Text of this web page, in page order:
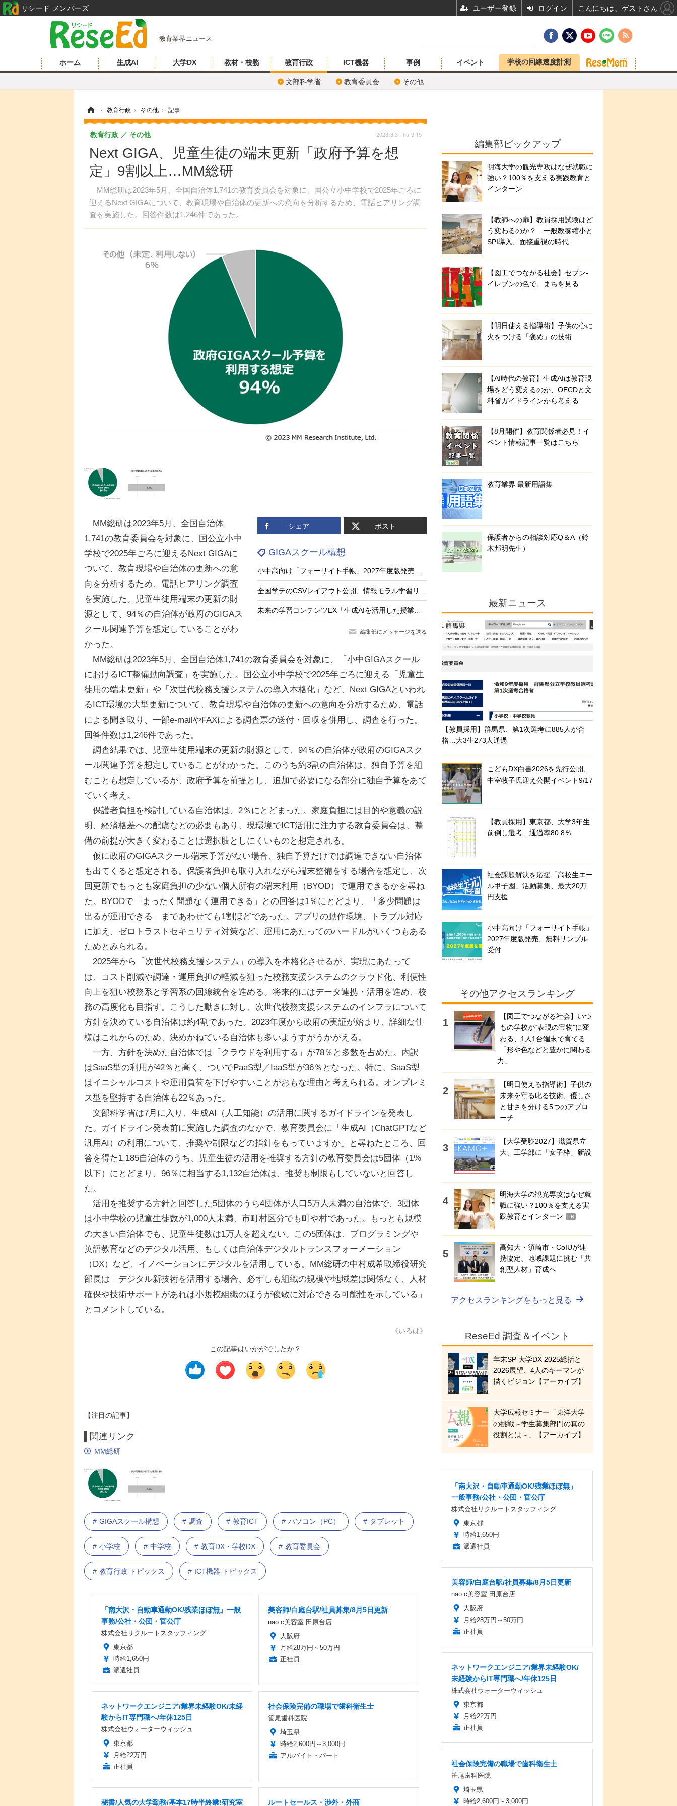
教育業界ニュース
ホーム 生成AI 大学DX 教材・校務 教育行政
文部科学省 教育委員会 その他
ICT機器 事例 イベント 学校の回線速度計測
› 教育行政 › その他 › 記事
Next GIGA、児童生徒の端末更新「政府予算を想
定」9割以上…MM総研
MM総研は2023年5月、全国自治体1,741の教育委員会を対象に、国公立小中学校で2025年ごろに
迎えるNext GIGAについて、教育現場や自治体の更新への意向を分析するため、電話ヒアリング調
査を実施した。回答件数は1,246件であった。
教育行政 その他 2023.8.3 Thu 9:15
シェア ポスト
GIGAスクール構想
小中高向け「フォーサイト手帳」2027年度版発売、無料サンプル受付
全国学テのCSVレイアウト公開、情報モラル学習リンク集…教育業界ニュースまとめ読み
未来の学習コンテンツEX「生成AIを活用した授業と評価」8/21
編集部にメッセージを送る
MM総研は2023年5月、全国自治体
1,741の教育委員会を対象に、国公立小中
学校で2025年ごろに迎えるNext GIGAに
ついて、教育現場や自治体の更新への意
向を分析するため、電話ヒアリング調査
を実施した。児童生徒用端末の更新の財
源として、94％の自治体が政府のGIGAス
クール関連予算を想定していることがわ
かった。
MM総研は2023年5月、全国自治体1,741の教育委員会を対象に、「小中GIGAスクール
におけるICT整備動向調査」を実施した。国公立小中学校で2025年ごろに迎える「児童生
徒用の端末更新」や「次世代校務支援システムの導入本格化」など、Next GIGAといわれ
るICT環境の大型更新について、教育現場や自治体の更新への意向を分析するため、電話
による聞き取り、一部e-mailやFAXによる調査票の送付・回収を併用し、調査を行った。
回答件数は1,246件であった。
調査結果では、児童生徒用端末の更新の財源として、94％の自治体が政府のGIGAスク
ール関連予算を想定していることがわかった。このうち約3割の自治体は、独自予算を組
むことも想定しているが、政府予算を前提とし、追加で必要になる部分に独自予算をあて
ていく考え。
保護者負担を検討している自治体は、2％にとどまった。家庭負担には目的や意義の説
明、経済格差への配慮などの必要もあり、現環境でICT活用に注力する教育委員会は、整
備の前提が大きく変わることは選択肢としにくいものと想定される。
仮に政府のGIGAスクール端末予算がない場合、独自予算だけでは調達できない自治体
も出てくると想定される。保護者負担も取り入れながら端末整備をする場合を想定し、次
回更新でもっとも家庭負担の少ない個人所有の端末利用（BYOD）で運用できるかを尋ね
た。BYODで「まったく問題なく運用できる」との回答は1％にとどまり、「多少問題は
出るが運用できる」まであわせても1割ほどであった。アプリの動作環境、トラブル対応
に加え、ゼロトラストセキュリティ対策など、運用にあたってのハードルがいくつもある
ためとみられる。
2025年から「次世代校務支援システム」の導入を本格化させるが、実現にあたって
は、コスト削減や調達・運用負担の軽減を狙った校務支援システムのクラウド化、利便性
向上を狙い校務系と学習系の回線統合を進める。将来的にはデータ連携・活用を進め、校
務の高度化も目指す。こうした動きに対し、次世代校務支援システムのインフラについて
方針を決めている自治体は約4割であった。2023年度から政府の実証が始まり、詳細な仕
様はこれからのため、決めかねている自治体も多いようすがうかがえる。
一方、方針を決めた自治体では「クラウドを利用する」が78％と多数を占めた。内訳
はSaaS型の利用が42％と高く、ついでPaaS型／IaaS型が36％となった。特に、SaaS型
はイニシャルコストや運用負荷を下げやすいことがおもな理由と考えられる。オンプレミ
ス型を堅持する自治体も22％あった。
文部科学省は7月に入り、生成AI（人工知能）の活用に関するガイドラインを発表し
た。ガイドライン発表前に実施した調査のなかで、教育委員会に「生成AI（ChatGPTなど
汎用AI）の利用について、推奨や制限などの指針をもっていますか」と尋ねたところ、回
答を得た1,185自治体のうち、児童生徒の活用を推奨する方針の教育委員会は5団体（1%
以下）にとどまり、96％に相当する1,132自治体は、推奨も制限もしていないと回答し
た。
活用を推奨する方針と回答した5団体のうち4団体が人口5万人未満の自治体で、3団体
は小中学校の児童生徒数が1,000人未満、市町村区分でも町や村であった。もっとも規模
の大きい自治体でも、児童生徒数は1万人を超えない。この5団体は、プログラミングや
英語教育などのデジタル活用、もしくは自治体デジタルトランスフォーメーション
（DX）など、イノベーションにデジタルを活用している。MM総研の中村成希取締役研究
部長は「デジタル新技術を活用する場合、必ずしも組織の規模や地域差は関係なく、人材
確保や技術サポートがあれば小規模組織のほうが俊敏に対応できる可能性を示している」
とコメントしている。
《いろは》
この記事はいかがでしたか？
【注目の記事】
関連リンク
MM総研
GIGAスクール構想 調査 教育ICT パソコン（PC） タブレット
小学校 中学校 教育DX・学校DX 教育委員会
教育行政 トピックス ICT機器 トピックス
「南大沢・自動車通勤OK/残業ほぼ無」一般
事務/公社・公団・官公庁
株式会社リクルートスタッフィング
東京都
時給1,650円
派遣社員
美容師/白庭台駅/社員募集/8月5日更新
nao c美容室 田原台店
大阪府
月給28万円～50万円
正社員
ネットワークエンジニア/業界未経験OK/未経
験からIT専門職へ/年休125日
株式会社ウォーターウィッシュ
東京都
月給22万円
正社員
社会保険完備の職場で歯科衛生士
笹尾歯科医院
埼玉県
時給2,600円～3,000円
アルバイト・パート
秘書/人気の大学勤務/基本17時半終業!研究室 ルートセールス・渉外・外商
編集部ピックアップ
明海大学の観光専攻はなぜ就職に
強い？100％を支える実践教育と
インターン
【教師への扉】教員採用試験はど
う変わるのか？ 一般教養縮小と
SPI導入、面接重視の時代
【図工でつながる社会】セブン‐
イレブンの色で、まちを見る
【明日使える指導術】子供の心に
火をつける「褒め」の技術
【AI時代の教育】生成AIは教育現
場をどう変えるのか、OECDと文
科省ガイドラインから考える
【8月開催】教育関係者必見！イ
ベント情報記事一覧はこちら
教育業界 最新用語集
保護者からの相談対応Q＆A（鈴
木邦明先生）
最新ニュース
【教員採用】群馬県、第1次選考に885人が合
格…大3生273人通過
こどもDX白書2026を先行公開、
中室牧子氏迎え公開イベント9/17
【教員採用】東京都、大学3年生
前倒し選考…通過率80.8％
社会課題解決を応援「高校生エー
ル甲子園」活動募集、最大20万
円支援
小中高向け「フォーサイト手帳」
2027年度版発売、無料サンプル
受付
その他アクセスランキング
【図工でつながる社会】いつ
もの学校が“表現の宝物”に変
わる、1人1台端末で育てる
「形や色などと豊かに関わる
力」
【明日使える指導術】子供の
未来を守る叱る技術、優しさ
と甘さを分ける5つのアプロ
ーチ
【大学受験2027】滋賀県立
大、工学部に「女子枠」新設
明海大学の観光専攻はなぜ就
職に強い？100％を支える実
践教育とインターン
PR
高知大・須崎市・CoIUが連
携協定、地域課題に挑む「共
創型人材」育成へ
アクセスランキングをもっと見る
ReseEd 調査＆イベント
年末SP 大学DX 2025総括と
2026展望、4人のキーマンが
描くビジョン【アーカイブ】
大学広報セミナー「東洋大学
の挑戦～学生募集部門の真の
役割とは～」【アーカイブ】
「南大沢・自動車通勤OK/残業ほぼ無」
一般事務/公社・公団・官公庁
株式会社リクルートスタッフィング
東京都
時給1,650円
派遣社員
美容師/白庭台駅/社員募集/8月5日更新
nao c美容室 田原台店
大阪府
月給28万円～50万円
正社員
ネットワークエンジニア/業界未経験OK/
未経験からIT専門職へ/年休125日
株式会社ウォーターウィッシュ
東京都
月給22万円
正社員
社会保険完備の職場で歯科衛生士
笹尾歯科医院
埼玉県
時給2,600円～3,000円
リシード メンバーズ ユーザー登録 ログイン こんにちは、ゲストさん